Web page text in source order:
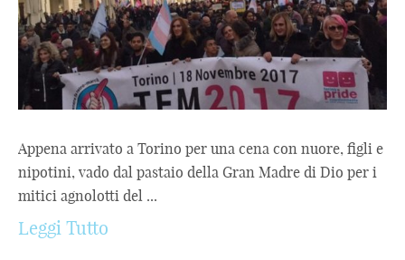
Appena arrivato a Torino per una cena con nuore, figli e
nipotini, vado dal pastaio della Gran Madre di Dio per i
mitici agnolotti del ...
Leggi Tutto